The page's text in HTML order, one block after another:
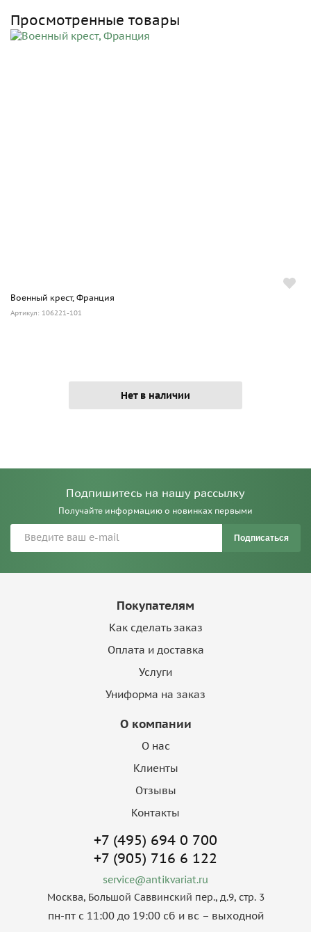
Просмотренные товары
Военный крест, Франция
Артикул: 106221-101
Нет в наличии
Подпишитесь на нашу рассылку
Получайте информацию о новинках первыми
Подписаться
Покупателям
Как сделать заказ
Оплата и доставка
Услуги
Униформа на заказ
О компании
О нас
Клиенты
Отзывы
Контакты
+7 (495) 694 0 700
+7 (905) 716 6 122
service@antikvariat.ru
Москва, Большой Саввинский пер., д.9, стр. 3
пн-пт с 11:00 до 19:00 сб и вс – выходной